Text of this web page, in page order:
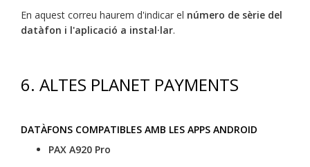
En aquest correu haurem d'indicar el número de sèrie del
datàfon i l'aplicació a instal·lar.
6. ALTES PLANET PAYMENTS
DATÀFONS COMPATIBLES AMB LES APPS ANDROID
PAX A920 Pro